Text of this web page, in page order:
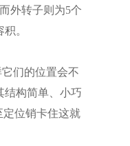
外转子则为5个
。
们的位置会不
结构简单、小巧
定位销卡住这就